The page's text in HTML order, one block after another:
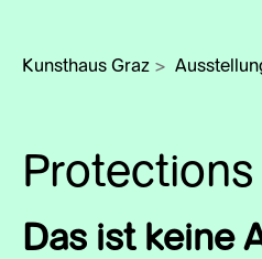
Kunsthaus Graz >
Protections
Das ist keine